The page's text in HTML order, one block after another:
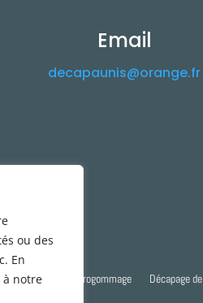
ou des
En
à notre
Email
decapaunis@orange.fr
Décapage Aéorogommage Décapage